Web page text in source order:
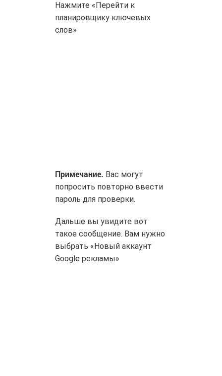
Нажмите «Перейти к
планировщику ключевых
слов»
Примечание. Вас могут
попросить повторно ввести
пароль для проверки.
Дальше вы увидите вот
такое сообщение. Вам нужно
выбрать «Новый аккаунт
Google рекламы»